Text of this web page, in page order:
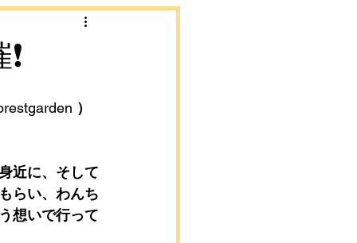
）
近に、そして
らい、わんち
想いで行って